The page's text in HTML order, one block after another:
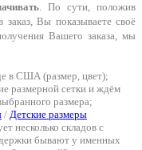
. По сути, положив
Вы показываете своё
Вашего заказа, мы
в США (размер, цвет);
размерной сетки и ждём
размера;
/ Детские размеры
несколько складов с
бывают у именных